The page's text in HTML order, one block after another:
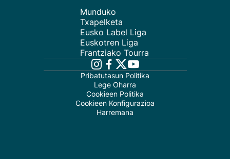
Munduko
Txapelketa
Eusko Label Liga
Euskotren Liga
Frantziako Tourra
Pribatutasun Politika
Lege Oharra
Cookieen Politika
Cookieen Konfigurazioa
Harremana